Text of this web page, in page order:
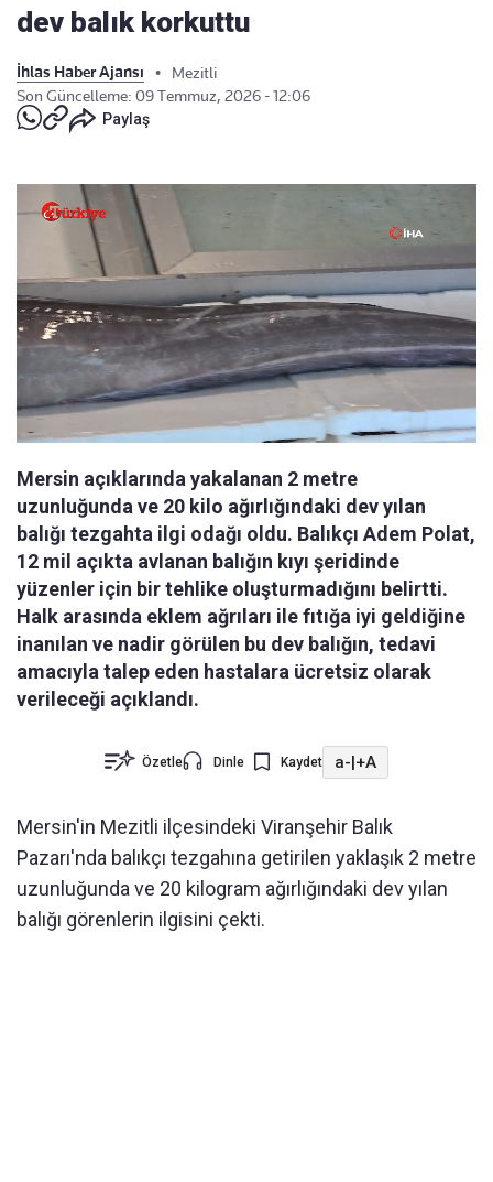
dev balık korkuttu
İhlas Haber Ajansı •
Mezitli
Son Güncelleme: 09 Temmuz, 2026 - 12:06
Paylaş
Mersin açıklarında yakalanan 2 metre
uzunluğunda ve 20 kilo ağırlığındaki dev yılan
balığı tezgahta ilgi odağı oldu. Balıkçı Adem Polat,
12 mil açıkta avlanan balığın kıyı şeridinde
yüzenler için bir tehlike oluşturmadığını belirtti.
Halk arasında eklem ağrıları ile fıtığa iyi geldiğine
inanılan ve nadir görülen bu dev balığın, tedavi
amacıyla talep eden hastalara ücretsiz olarak
verileceği açıklandı.
Özetle Dinle Kaydet a-|+A
Mersin'in Mezitli ilçesindeki Viranşehir Balık
Pazarı'nda balıkçı tezgahına getirilen yaklaşık 2 metre
uzunluğunda ve 20 kilogram ağırlığındaki dev yılan
balığı görenlerin ilgisini çekti.